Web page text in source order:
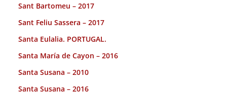
Sant Bartomeu – 2017
Sant Feliu Sassera – 2017
Santa Eulalia. PORTUGAL.
Santa María de Cayon – 2016
Santa Susana – 2010
Santa Susana – 2016